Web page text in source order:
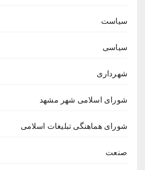
سیاست
سیاسی
شهرداری
شورای اسلامی شهر مشهد
شورای هماهنگی تبلیغات اسلامی
صنعت